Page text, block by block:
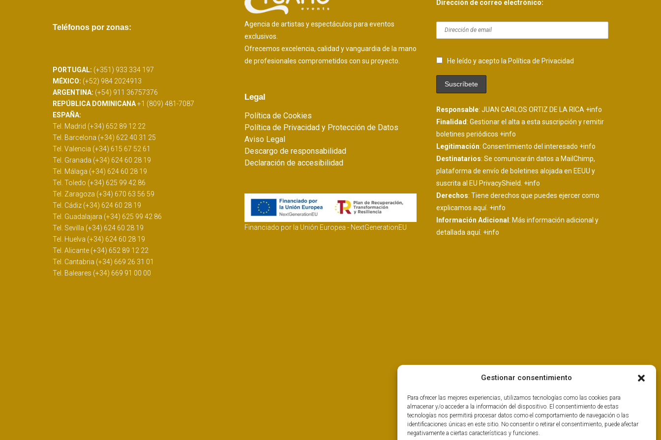
Gestionar consentimiento
Para ofrecer las mejores experiencias, utilizamos tecnologías como las cookies para
almacenar y/o acceder a la información del dispositivo. El consentimiento de estas
tecnologías nos permitirá procesar datos como el comportamiento de navegación o las
identificaciones únicas en este sitio. No consentir o retirar el consentimiento, puede afectar
negativamente a ciertas características y funciones.
Teléfonos por zonas:
PORTUGAL: (+351) 933 334 197
MÉXICO: (+52) 984 2024913
ARGENTINA: (+54) 911 36757376
REPÚBLICA DOMINICANA+1 (809) 481-7087
ESPAÑA:
Tel. Madrid (+34) 652 89 12 22
Tel. Barcelona (+34) 622 40 31 25
Tel. Valencia (+34) 615 67 52 61
Tel. Granada (+34) 624 60 28 19
Tel. Málaga (+34) 624 60 28 19
Tel. Toledo (+34) 625 99 42 86
Tel. Zaragoza (+34) 670 63 56 59
Tel. Cádiz (+34) 624 60 28 19
Tel. Guadalajara (+34) 625 99 42 86
Tel. Sevilla (+34) 624 60 28 19
Tel. Huelva (+34) 624 60 28 19
Tel. Alicante (+34) 652 89 12 22
Tel. Cantabria (+34) 669 26 31 01
Tel. Baleares (+34) 669 91 00 00
Agencia de artistas y espectáculos para eventos
exclusivos.
Ofrecemos excelencia, calidad y vanguardia de la mano
de profesionales comprometidos con su proyecto.
Legal
Política de Cookies
Política de Privacidad y Protección de Datos
Aviso Legal
Descargo de responsabilidad
Declaración de accesibilidad
Financiado por la Unión Europea - NextGenerationEU
Dirección de correo electrónico:
He leído y acepto la Política de Privacidad
Responsable: JUAN CARLOS ORTIZ DE LA RICA +info
Finalidad: Gestionar el alta a esta suscripción y remitir
boletines periódicos +info
Legitimación: Consentimiento del interesado +info
Destinatarios: Se comunicarán datos a MailChimp,
plataforma de envío de boletines alojada en EEUU y
suscrita al EU PrivacyShield. +info
Derechos: Tiene derechos que puedes ejercer como
explicamos aquí. +info
Información Adicional : Más información adicional y
detallada aquí. +info